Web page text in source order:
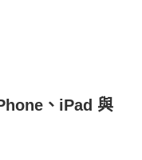
、iPad 與